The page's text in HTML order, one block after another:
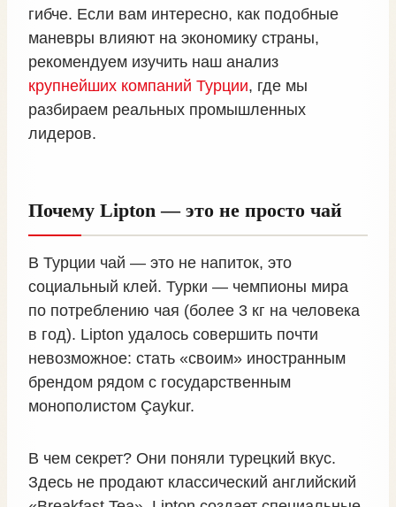
гибче. Если вам интересно, как подобные
маневры влияют на экономику страны,
рекомендуем изучить наш анализ
крупнейших компаний Турции, где мы
разбираем реальных промышленных
лидеров.
Почему Lipton — это не просто чай
В Турции чай — это не напиток, это
социальный клей. Турки — чемпионы мира
по потреблению чая (более 3 кг на человека
в год). Lipton удалось совершить почти
невозможное: стать «своим» иностранным
брендом рядом с государственным
монополистом Çaykur.
В чем секрет? Они поняли турецкий вкус.
Здесь не продают классический английский